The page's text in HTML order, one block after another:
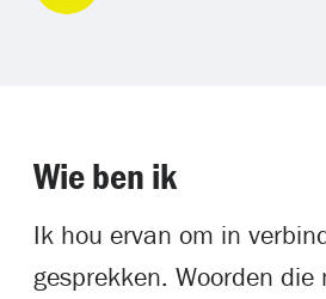
Wie ben ik
Ik hou ervan om in
gesprekken. Woorden